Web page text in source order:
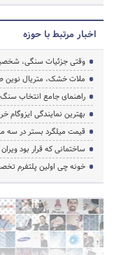
اخبار مرتبط با حوزه
وقتی جزئیات سنگی،
ملات خشک، متریال نوین
راهنمای جامع انتخاب
بهترین نمایندگی ایزوگام
قیمت میلگرد بستر در سه
ساختمانی که قرار بود
خونه چی اولین پلتفرم